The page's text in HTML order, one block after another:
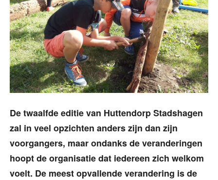
De twaalfde editie van Huttendorp Stadshagen
zal in veel opzichten anders zijn dan zijn
voorgangers, maar ondanks de veranderingen
hoopt de organisatie dat iedereen zich welkom
voelt. De meest opvallende verandering is de